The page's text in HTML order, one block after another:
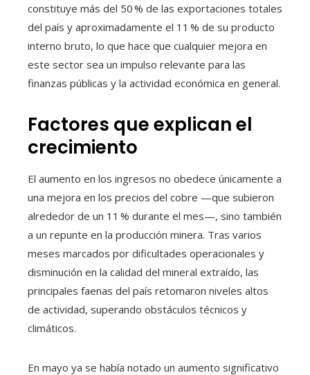
constituye más del 50 % de las exportaciones totales
del país y aproximadamente el 11 % de su producto
interno bruto, lo que hace que cualquier mejora en
este sector sea un impulso relevante para las
finanzas públicas y la actividad económica en general.
Factores que explican el
crecimiento
El aumento en los ingresos no obedece únicamente a
una mejora en los precios del cobre —que subieron
alrededor de un 11 % durante el mes—, sino también
a un repunte en la producción minera. Tras varios
meses marcados por dificultades operacionales y
disminución en la calidad del mineral extraído, las
principales faenas del país retomaron niveles altos
de actividad, superando obstáculos técnicos y
climáticos.
En mayo ya se había notado un aumento significativo